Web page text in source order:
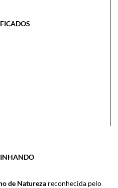
de Natureza reconhecida pelo